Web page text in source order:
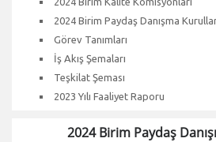
2024 Birim Paydaş Danışma
Görev Tanımları
İş Akış Şemaları
Teşkilat Şeması
2023 Yılı Faaliyet Raporu
2024 Birim Paydaş